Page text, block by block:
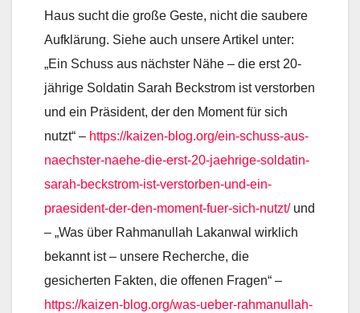
Haus sucht die große Geste, nicht die saubere
Aufklärung. Siehe auch unsere Artikel unter:
„Ein Schuss aus nächster Nähe – die erst 20-
jährige Soldatin Sarah Beckstrom ist verstorben
und ein Präsident, der den Moment für sich
nutzt“ – https://kaizen-blog.org/ein-schuss-aus-
naechster-naehe-die-erst-20-jaehrige-soldatin-
sarah-beckstrom-ist-verstorben-und-ein-
praesident-der-den-moment-fuer-sich-nutzt/und
– „Was über Rahmanullah Lakanwal wirklich
bekannt ist – unsere Recherche, die
gesicherten Fakten, die offenen Fragen“ –
https://kaizen-blog.org/was-ueber-rahmanullah-